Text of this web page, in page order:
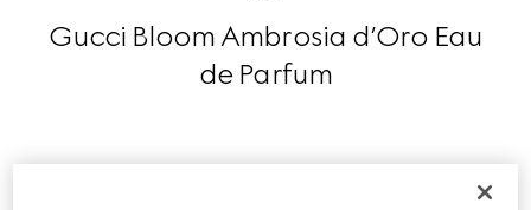
Gucci Bloom Ambrosia d’Oro Eau
de Parfum